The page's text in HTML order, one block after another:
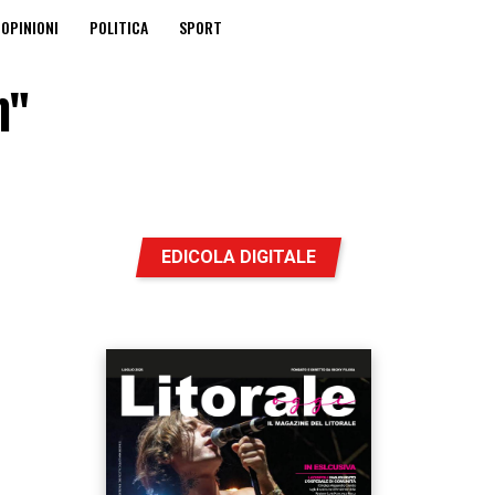
OPINIONI POLITICA SPORT
EDICOLA DIGITALE